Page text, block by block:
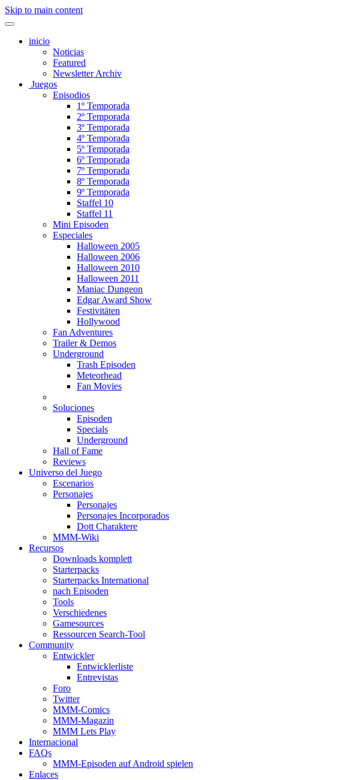
Skip to main content
inicio
Noticias
Featured
Newsletter Archiv
Juegos
Episodios
1º Temporada
2º Temporada
3º Temporada
4º Temporada
5º Temporada
6º Temporada
7º Temporada
8º Temporada
9º Temporada
Staffel 10
Staffel 11
Mini Episoden
Especiales
Halloween 2005
Halloween 2006
Halloween 2010
Halloween 2011
Maniac Dungeon
Edgar Award Show
Festivitäten
Hollywood
Fan Adventures
Trailer & Demos
Underground
Trash Episoden
Meteorhead
Fan Movies
Soluciones
Episoden
Specials
Underground
Hall of Fame
Reviews
Universo del Juego
Escenarios
Personajes
Personajes
Personajes Incorporados
Dott Charaktere
MMM-Wiki
Recursos
Downloads komplett
Starterpacks
Starterpacks International
nach Episoden
Tools
Verschiedenes
Gamesources
Ressourcen Search-Tool
Community
Entwickler
Entwicklerliste
Entrevistas
Foro
Twitter
MMM-Comics
MMM-Magazin
MMM Lets Play
Internacional
FAQs
MMM-Episoden auf Android spielen
Enlaces